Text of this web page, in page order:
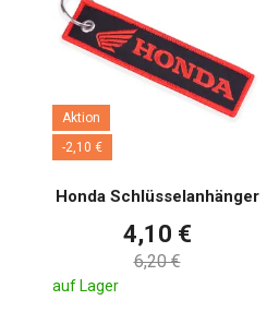
Aktion
-2,10 €
Honda Schlüsselanhänger
4,10 €
6,20 €
auf Lager